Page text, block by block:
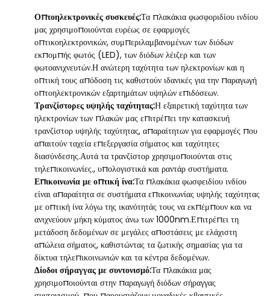
Οπτοηλεκτρονικές συσκευές:Τα πλακάκια φωσφοριδίου ινδίου
μας χρησιμοποιούνται ευρέως σε εφαρμογές
οπτικοηλεκτρονικών, συμπεριλαμβανομένων των διόδων
εκπομπής φωτός (LED), των διόδων λέιζερ και των
φωτοανιχνευτών.Η ανώτερη ταχύτητα των ηλεκτρονίων και η
οπτική τους απόδοση τις καθιστούν ιδανικές για την παραγωγή
οπτοηλεκτρονικών εξαρτημάτων υψηλών επιδόσεων.
Τρανζίστορες υψηλής ταχύτητας:Η εξαιρετική ταχύτητα των
ηλεκτρονίων των πλακών μας επιτρέπει την κατασκευή
τρανζίστορ υψηλής ταχύτητας, απαραίτητων για εφαρμογές που
απαιτούν ταχεία επεξεργασία σήματος και ταχύτητες
διασύνδεσης.Αυτά τα τρανζίστορ χρησιμοποιούνται στις
τηλεπικοινωνίες., υπολογιστικά και ραντάρ συστήματα.
Επικοινωνία με οπτική ίνα:Τα πλακάκια φωσφειδίου ινδίου
είναι απαραίτητα σε συστήματα επικοινωνίας υψηλής ταχύτητας
με οπτική ίνα λόγω της ικανότητάς τους να εκπέμπουν και να
ανιχνεύουν μήκη κύματος άνω των 1000nm.Επιτρέπει τη
μετάδοση δεδομένων σε μεγάλες αποστάσεις με ελάχιστη
απώλεια σήματος, καθιστώντας τα ζωτικής σημασίας για τα
δίκτυα τηλεπικοινωνιών και τα κέντρα δεδομένων.
Δίοδοι σήραγγας με συντονισμό:Τα πλακάκια μας
χρησιμοποιούνται στην παραγωγή διόδων σήραγγας